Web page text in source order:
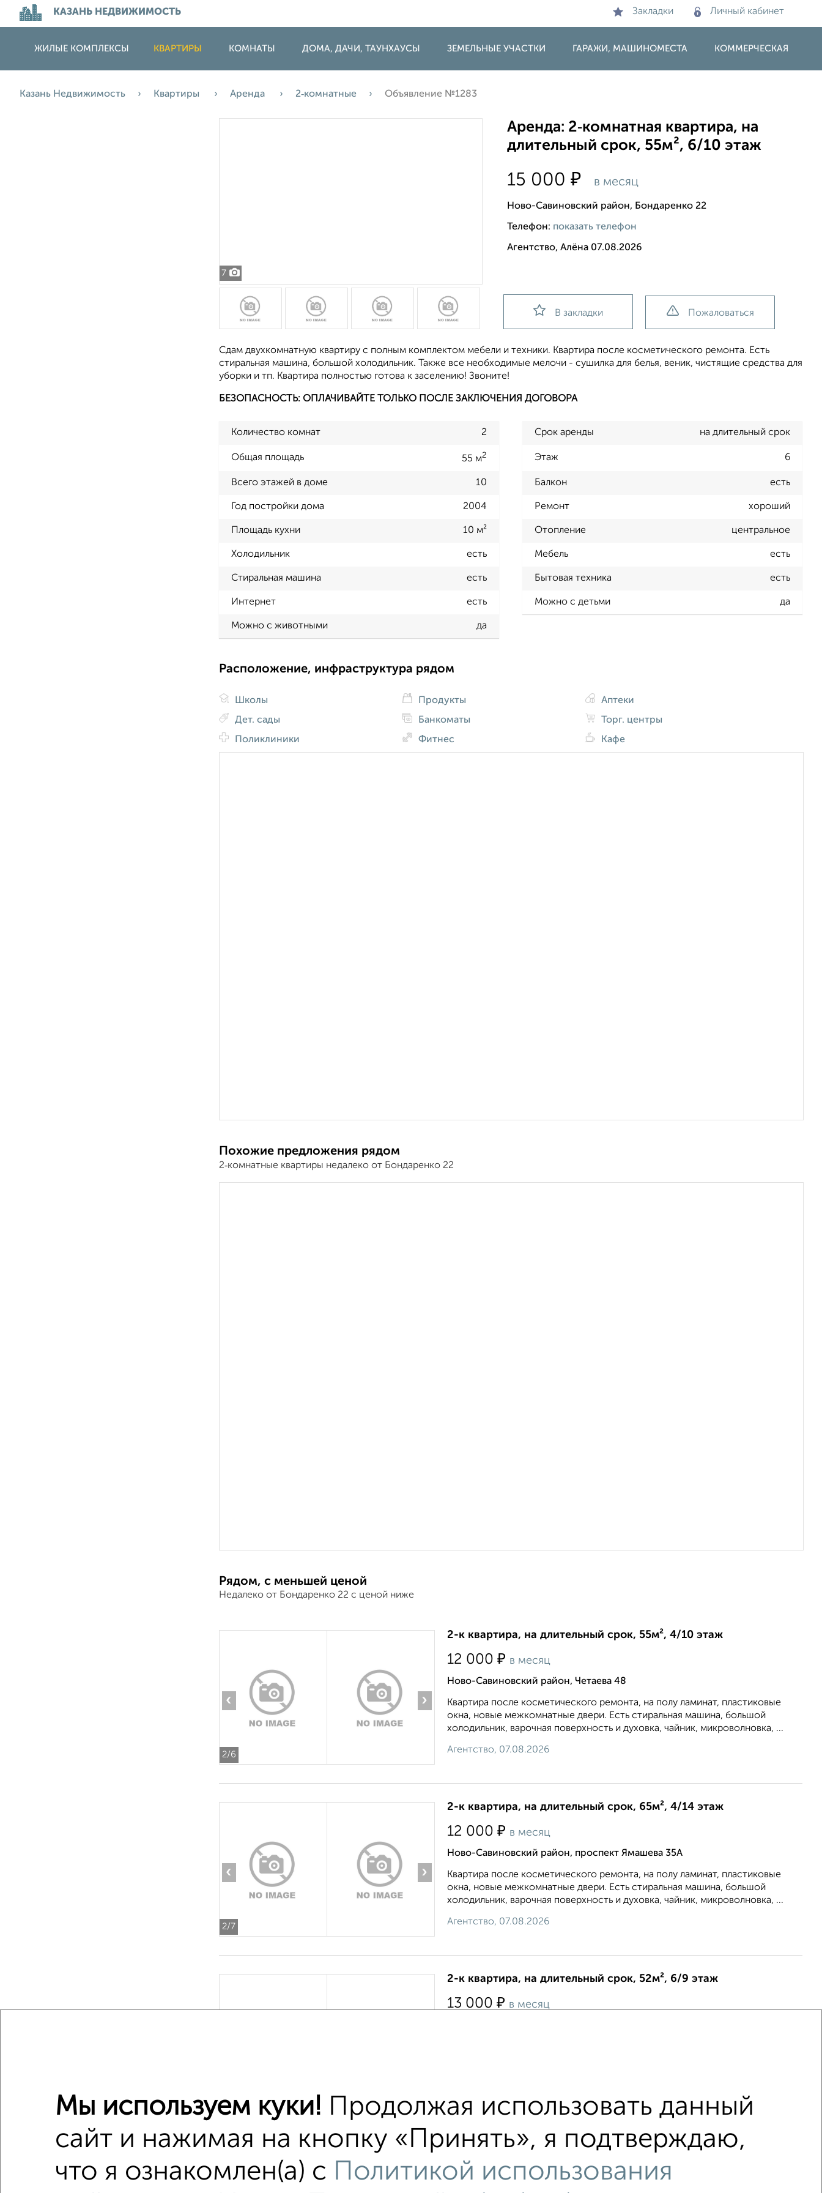
КАЗАНЬ НЕДВИЖИМОСТЬ Закладки Личный кабинет
ЖИЛЫЕ КОМПЛЕКСЫ КВАРТИРЫ КОМНАТЫ ДОМА, ДАЧИ, ТАУНХАУСЫ ЗЕМЕЛЬНЫЕ УЧАСТКИ ГАРАЖИ, МАШИНОМЕСТА КОММЕРЧЕСКАЯ
Казань Недвижимость Квартиры Аренда 2‑комнатные Объявление №1283
7
Аренда: 2‑комнатная квартира, на
длительный срок, 55м², 6/10 этаж
15 000₽ в месяц
Ново-Савиновский район, Бондаренко 22
Телефон: показать телефон
Агентство, Алёна 07.08.2026
В закладки Пожаловаться
Сдам двухкомнатную квартиру с полным комплектом мебели и техники. Квартира после косметического ремонта. Есть
стиральная машина, большой холодильник. Также все необходимые мелочи - сушилка для белья, веник, чистящие средства для
уборки и тп. Квартира полностью готова к заселению! Звоните!
БЕЗОПАСНОСТЬ: ОПЛАЧИВАЙТЕ ТОЛЬКО ПОСЛЕ ЗАКЛЮЧЕНИЯ ДОГОВОРА
Количество комнат 2 Срок аренды на длительный срок
Общая площадь 55 м2 Этаж 6
Всего этажей в доме 10 Балкон есть
Год постройки дома 2004 Ремонт хороший
Площадь кухни 10 м² Отопление центральное
Холодильник есть Мебель есть
Стиральная машина есть Бытовая техника есть
Интернет есть Можно с детьми да
Можно с животными да
Расположение, инфраструктура рядом
Школы
Дет. сады
Поликлиники
Продукты
Банкоматы
Фитнес
Аптеки
Торг. центры
Кафе
Похожие предложения рядом
2‑комнатные квартиры недалеко от Бондаренко 22
Рядом, с меньшей ценой
Недалеко от Бондаренко 22 с ценой ниже
2/6
‹ ›
2-к квартира, на длительный срок, 55м², 4/10 этаж
12 000 ₽ в месяц
Ново-Савиновский район, Четаева 48
Квартира после косметического ремонта, на полу ламинат, пластиковые
окна, новые межкомнатные двери. Есть стиральная машина, большой
холодильник, варочная поверхность и духовка, чайник, микроволновка, ...
Агентство, 07.08.2026
2/7
‹ ›
2-к квартира, на длительный срок, 65м², 4/14 этаж
12 000 ₽ в месяц
Ново-Савиновский район, проспект Ямашева 35А
Квартира после косметического ремонта, на полу ламинат, пластиковые
окна, новые межкомнатные двери. Есть стиральная машина, большой
холодильник, варочная поверхность и духовка, чайник, микроволновка, ...
Агентство, 07.08.2026
2/7
2-к квартира, на длительный срок, 52м², 6/9 этаж
13 000 ₽ в месяц
2-к квартиры
Поиск по схожим параметрам:
Мы используем куки! Продолжая использовать данный
сайт и нажимая на кнопку «Принять», я подтверждаю,
что я ознакомлен(а) с Политикой использования